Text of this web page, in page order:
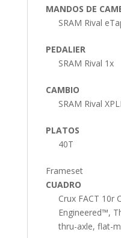
MANDOS DE
SRAM Rival
PEDALIER
SRAM Rival 1x
CAMBIO
SRAM Rival
PLATOS
40T
Frameset
CUADRO
Crux FACT 10r
Engineered™,
thru-axle, flat-